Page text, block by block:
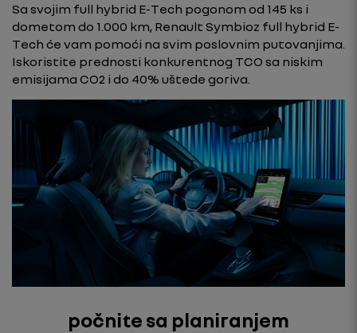
Sa svojim full hybrid E-Tech pogonom od 145 ks i
dometom do 1.000 km, Renault Symbioz full hybrid E-
Tech će vam pomoći na svim poslovnim putovanjima.
Iskoristite prednosti konkurentnog TCO sa niskim
emisijama CO2 i do 40% uštede goriva.
počnite sa planiranjem